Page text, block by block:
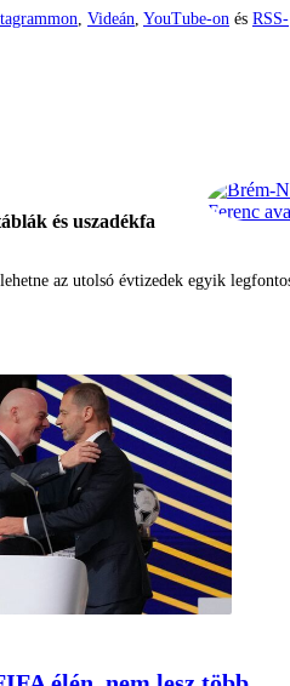
Videán YouTube-on és RSS-
és uszadékfa
az utolsó évtizedek egyik